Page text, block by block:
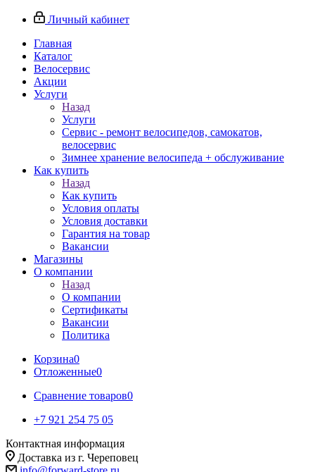
Личный кабинет
Главная
Каталог
Велосервис
Акции
Услуги
Назад
Услуги
Сервис - ремонт велосипедов, самокатов,
велосервис
Зимнее хранение велосипеда + обслуживание
Как купить
Назад
Как купить
Условия оплаты
Условия доставки
Гарантия на товар
Вакансии
Магазины
О компании
Назад
О компании
Сертификаты
Вакансии
Политика
Корзина0
Отложенные0
Сравнение товаров0
+7 921 254 75 05
Контактная информация
Доставка из г. Череповец